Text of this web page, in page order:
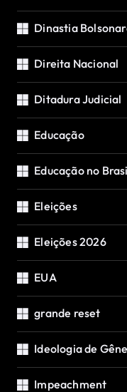
Dinastia
Direita Nacional
Ditadura Judicial
Educação
Educação no
Eleições
Eleições 2026
EUA
grande reset
Ideologia de
Impeachment